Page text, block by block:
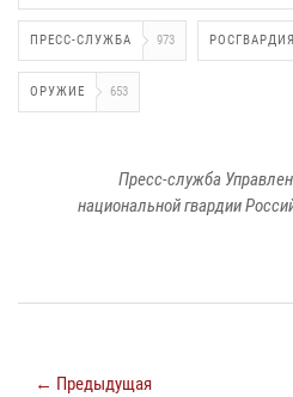
ПРЕСС-СЛУЖБА 973 РОСГВАРДИЯ
ОРУЖИЕ 653
Пресс-служба
национальной гвардии
← Предыдущая